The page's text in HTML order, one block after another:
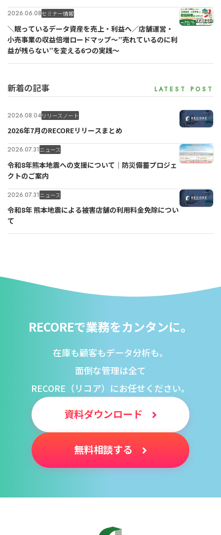
2026.06.08セミナー情報
＼眠っているデータ資産を売上・利益へ／店舗運営・
小売事業の収益倍増ロードマップ～”売れているのに利
益が残らない”を変える6つの実践～
新着の記事
2026.08.04リリースノート
2026年7月のRECOREリリースまとめ
2026.07.31ニュース
令和8年熊本地震への支援について｜防災備蓄プロジェ
クトのご案内
2026.07.31ニュース
令和8年 熊本地震による被害店舗の利用料金免除につい
て
RECOREで業務をカンタンに。
在庫も顧客もデータ分析も。
面倒な管理は全て
RECORE（リコア）にお任せください。
資料ダウンロード
無料相談する